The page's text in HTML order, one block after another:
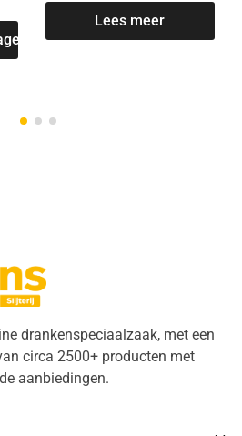
Lees meer
drankenspeciaalzaak, met een
circa 2500+ producten met
aanbiedingen.